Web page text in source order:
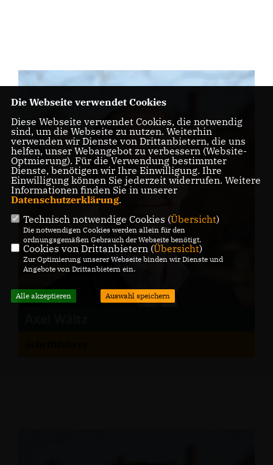
Die Webseite verwendet Cookies
Diese Webseite verwendet Cookies, die notwendig
sind, um die Webseite zu nutzen. Weiterhin
verwenden wir Dienste von Drittanbietern, die uns
helfen, unser Webangebot zu verbessern (Website-
Optmierung). Für die Verwendung bestimmter
Dienste, benötigen wir Ihre Einwilligung. Ihre
Einwilligung können Sie jederzeit widerrufen. Weitere
Informationen finden Sie in unserer
Datenschutzerklärung.
Technisch notwendige Cookies (Übersicht)
Die notwendigen Cookies werden allein für den
ordnungsgemäßen Gebrauch der Webseite benötigt.
Cookies von Drittanbietern (Übersicht)
Zur Optimierung unserer Webseite binden wir Dienste und
Angebote von Drittanbietern ein.
Alle akzeptieren Auswahl speichern